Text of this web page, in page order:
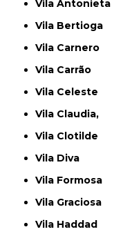
Vila Antonieta
Vila Bertioga
Vila Carnero
Vila Carrão
Vila Celeste
Vila Claudia,
Vila Clotilde
Vila Diva
Vila Formosa
Vila Graciosa
Vila Haddad